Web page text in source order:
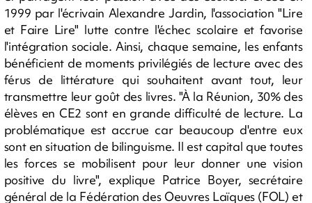
1999 par l'écrivain Alexandre Jardin, l'association "Lire
et Faire Lire" lutte contre l'échec scolaire et favorise
l'intégration sociale. Ainsi, chaque semaine, les enfants
bénéficient de moments privilégiés de lecture avec des
férus de littérature qui souhaitent avant tout, leur
transmettre leur goût des livres. "À la Réunion, 30% des
élèves en CE2 sont en grande difficulté de lecture. La
problématique est accrue car beaucoup d'entre eux
sont en situation de bilinguisme. Il est capital que toutes
les forces se mobilisent pour leur donner une vision
positive du livre", explique Patrice Boyer, secrétaire
général de la Fédération des Oeuvres Laïques (FOL) et